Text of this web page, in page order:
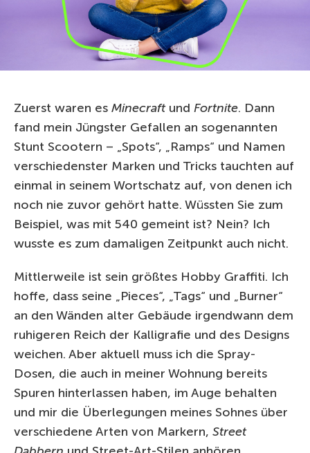
Zuerst waren es Minecraftund Fortnite. Dann
fand mein Jüngster Gefallen an sogenannten
Stunt Scootern – „Spots“, „Ramps“ und Namen
verschiedenster Marken und Tricks tauchten auf
einmal in seinem Wortschatz auf, von denen ich
noch nie zuvor gehört hatte. Wüssten Sie zum
Beispiel, was mit 540 gemeint ist? Nein? Ich
wusste es zum damaligen Zeitpunkt auch nicht.
Mittlerweile ist sein größtes Hobby Graffiti. Ich
hoffe, dass seine „Pieces“, „Tags“ und „Burner“
an den Wänden alter Gebäude irgendwann dem
ruhigeren Reich der Kalligrafie und des Designs
weichen. Aber aktuell muss ich die Spray-
Dosen, die auch in meiner Wohnung bereits
Spuren hinterlassen haben, im Auge behalten
und mir die Überlegungen meines Sohnes über
verschiedene Arten von Markern, Street